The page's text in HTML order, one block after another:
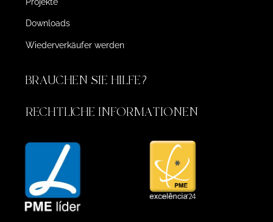
Downloads
Wiederverkäufer werden
BRAUCHEN SIE HILFE?
RECHTLICHE INFORMATIONEN